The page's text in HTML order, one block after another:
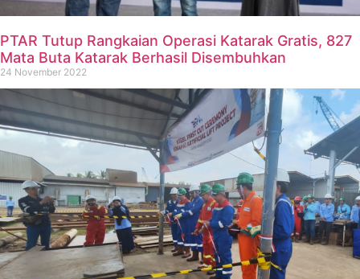
PTAR Tutup Rangkaian Operasi Katarak Gratis, 827
Mata Buta Katarak Berhasil Disembuhkan
24 November 2022